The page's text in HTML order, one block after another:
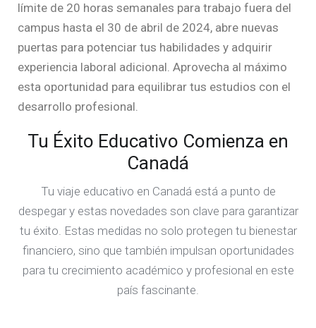
límite de 20 horas semanales para trabajo fuera del
campus hasta el 30 de abril de 2024, abre nuevas
puertas para potenciar tus habilidades y adquirir
experiencia laboral adicional. Aprovecha al máximo
esta oportunidad para equilibrar tus estudios con el
desarrollo profesional.
Tu Éxito Educativo Comienza en
Canadá
Tu viaje educativo en Canadá está a punto de
despegar y estas novedades son clave para garantizar
tu éxito. Estas medidas no solo protegen tu bienestar
financiero, sino que también impulsan oportunidades
para tu crecimiento académico y profesional en este
país fascinante.